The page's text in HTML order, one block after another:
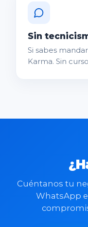
Sin
Si sabes
Karma. Sin
Cuéntanos tu
WhatsApp